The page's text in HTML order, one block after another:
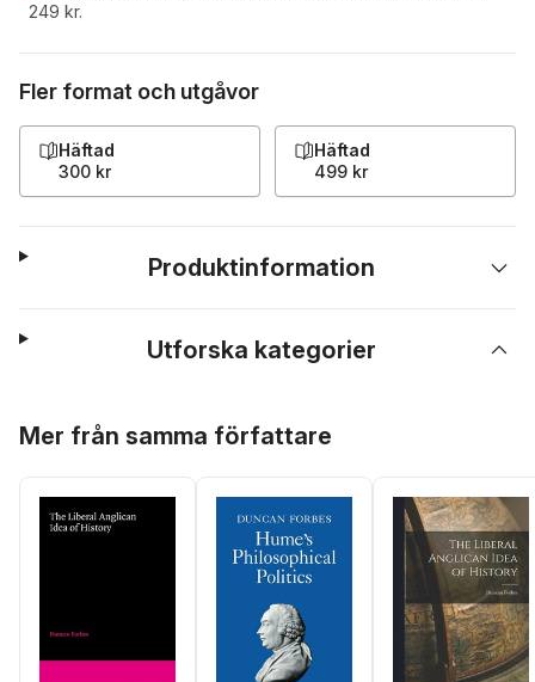
249 kr.
Fler format och utgåvor
Häftad
300 kr
Häftad
499 kr
Produktinformation
Utforska kategorier
Mer från samma författare